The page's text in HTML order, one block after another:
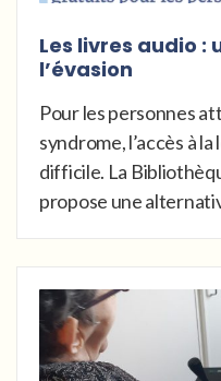
Les livres audio :
l’évasion
Pour les personnes
syndrome, l’accès à
difficile. La
propose une